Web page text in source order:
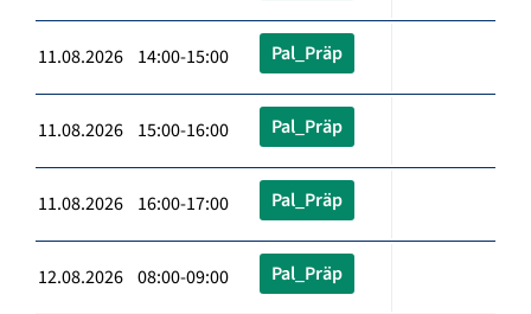
11.08.2026 14:00-15:00 Pal_Präp
11.08.2026 15:00-16:00 Pal_Präp
11.08.2026 16:00-17:00 Pal_Präp
12.08.2026 08:00-09:00 Pal_Präp